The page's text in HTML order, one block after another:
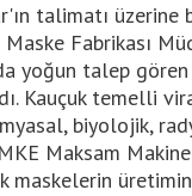
talimatı
Fabrikası
yoğun talep
Kauçuk temelli
biyolojik,
Maksam
maskelerin